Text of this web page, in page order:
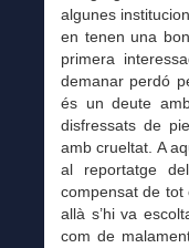
algunes
en tenen una
primera
demanar perdó
és un deute
disfressats de
amb crueltat. A
al reportatge
compensat de tot
allà s’hi va
com de